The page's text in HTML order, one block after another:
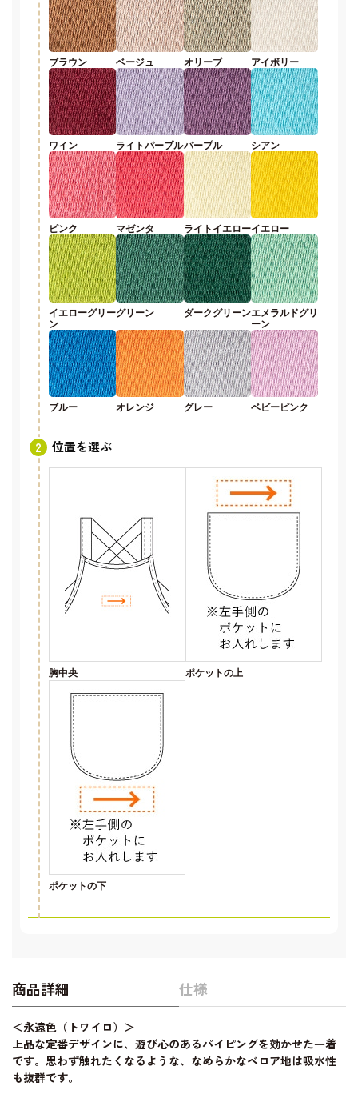
ブラウン ベージュ オリーブ アイボリー
ワイン ライトパープルパープル シアン
ピンク マゼンタ ライトイエローイエロー
イエローグリー
ン
グリーン ダークグリーンエメラルドグリ
ーン
ブルー オレンジ グレー ベビーピンク
位置を選ぶ
胸中央 ポケットの上
ポケットの下
商品詳細 仕様
＜永遠色（トワイロ）＞
上品な定番デザインに、遊び心のあるパイピングを効かせた一着
です。思わず触れたくなるような、なめらかなベロア地は吸水性
も抜群です。